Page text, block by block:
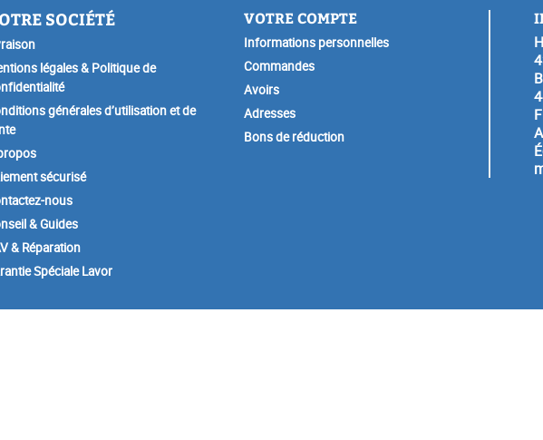
SOCIÉTÉ
légales & Politique de
générales d’utilisation et de
sécurisé
nous
& Guides
& Réparation
Spéciale Lavor
VOTRE COMPTE
Informations personnelles
Commandes
Avoirs
Adresses
Bons de réduction